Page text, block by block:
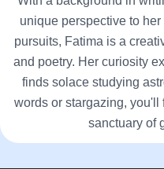
unique perspective to
pursuits, Fatima is a
and poetry. Her curiosity
finds solace studying
words or stargazing, you'll
sanctuary of